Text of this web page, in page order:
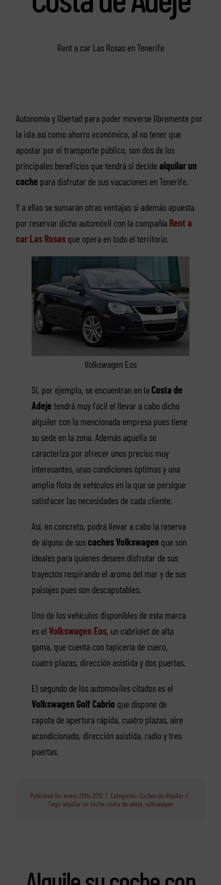
Rent a car Las Rosas en Tenerife
Autonomía y libertad para poder moverse libremente por
la isla así como ahorro económico, al no tener que
apostar por el transporte público, son dos de los
principales beneficios que tendrá si decide alquilar un
coche para disfrutar de sus vacaciones en Tenerife.
Y a ellas se sumarán otras ventajas si además apuesta
por reservar dicho automóvil con la compañía Rent a
car Las Rosasque opera en todo el territorio.
Volkswagen Eos
Si, por ejemplo, se encuentran en la Costa de
Adeje tendrá muy fácil el llevar a cabo dicho
alquiler con la mencionada empresa pues tiene
su sede en la zona. Además aquella se
caracteriza por ofrecer unos precios muy
interesantes, unas condiciones óptimas y una
amplia flota de vehículos en la que se persigue
satisfacer las necesidades de cada cliente.
Así, en concreto, podrá llevar a cabo la reserva
de alguno de suscoches Volkswagen que son
ideales para quienes deseen disfrutar de sus
trayectos respirando el aroma del mar y de sus
paisajes pues son descapotables.
Uno de los vehículos disponibles de esta marca
es el Volkswagen Eos, un cabriolet de alta
gama, que cuenta con tapicería de cuero,
cuatro plazas, dirección asistida y dos puertas.
El segundo de los automóviles citados es el
Volkswagen Golf Cabrio que dispone de
capota de apertura rápida, cuatro plazas, aire
acondicionado, dirección asistida, radio y tres
puertas.
Published On: enero 28th, 2012 / Categories: Coches de Alquiler /
Tags: alquilar un coche, costa de adeje,volkswagen